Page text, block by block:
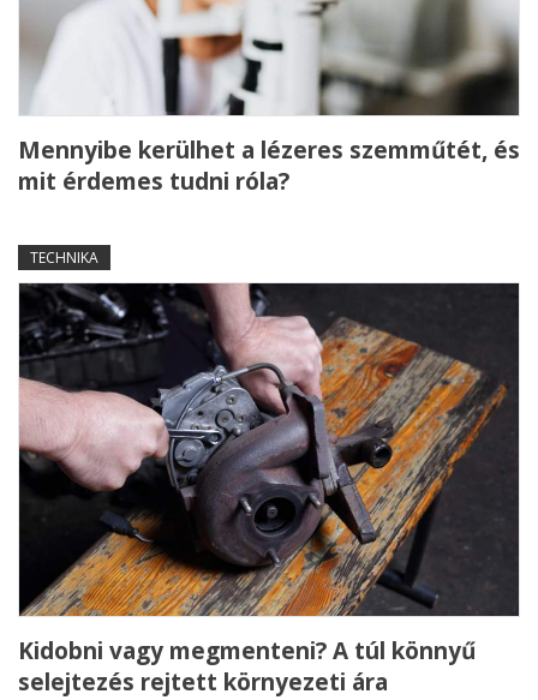
Mennyibe kerülhet a lézeres szemműtét, és
mit érdemes tudni róla?
TECHNIKA
Kidobni vagy megmenteni? A túl könnyű
selejtezés rejtett környezeti ára